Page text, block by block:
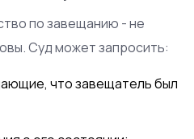
по завещанию - не
Суд может запросить:
что завещатель был